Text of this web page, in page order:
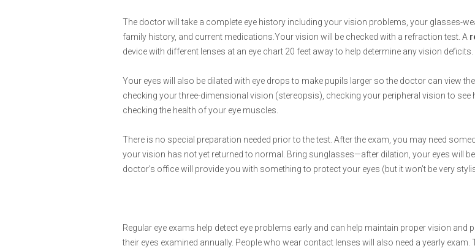
The doctor will take a complete eye history including your vision problems, your glasses-
family history, and current medications.Your vision will be checked with a refraction test. A
device with different lenses at an eye chart 20 feet away to help determine any vision deficits.
Your eyes will also be dilated with eye drops to make pupils larger so the doctor can view
checking your three-dimensional vision (stereopsis), checking your peripheral vision to
checking the health of your eye muscles.
There is no special preparation needed prior to the test. After the exam, you may need
your vision has not yet returned to normal. Bring sunglasses—after dilation, your eyes will
doctor’s office will provide you with something to protect your eyes (but it won’t be very
Regular eye exams help detect eye problems early and can help maintain proper vision
their eyes examined annually. People who wear contact lenses will also need a yearly